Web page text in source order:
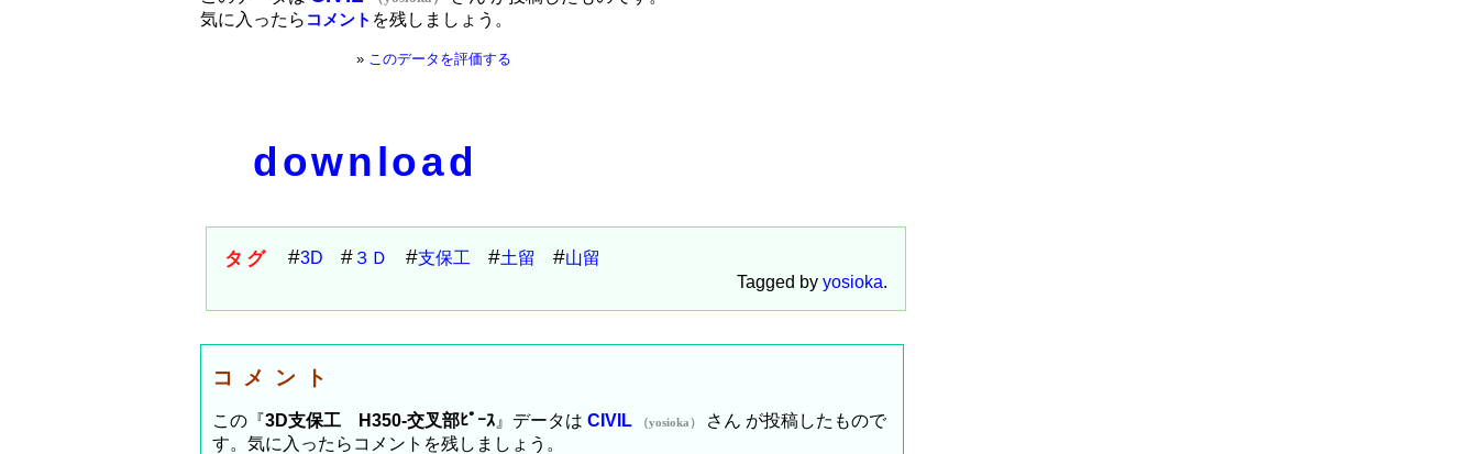
気に入ったら コメント を残しましょう。
» このデータを評価する
download
タグ 3D ３Ｄ 支保工 土留
山留
Tagged by yosioka.
コメント
この『3D支保工 H350-交叉部ﾋﾟｰｽ 』データは CIVIL （yosioka）
さん が投稿したもので
す。気に入ったらコメントを残しましょう。